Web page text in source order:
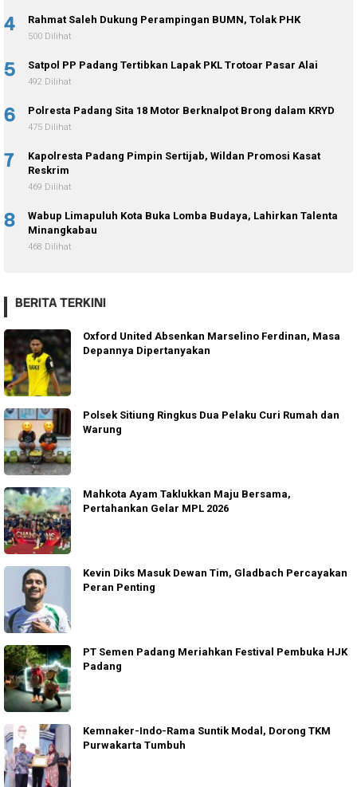
4 Rahmat Saleh Dukung Perampingan BUMN, Tolak PHK
500 Dilihat
5 Satpol PP Padang Tertibkan Lapak PKL Trotoar Pasar Alai
492 Dilihat
6 Polresta Padang Sita 18 Motor Berknalpot Brong dalam KRYD
475 Dilihat
7
Kapolresta Padang Pimpin Sertijab, Wildan Promosi Kasat
Reskrim
469 Dilihat
8
Wabup Limapuluh Kota Buka Lomba Budaya, Lahirkan Talenta
Minangkabau
468 Dilihat
BERITA TERKINI
Oxford United Absenkan Marselino Ferdinan, Masa
Depannya Dipertanyakan
Polsek Sitiung Ringkus Dua Pelaku Curi Rumah dan
Warung
Mahkota Ayam Taklukkan Maju Bersama,
Pertahankan Gelar MPL 2026
Kevin Diks Masuk Dewan Tim, Gladbach Percayakan
Peran Penting
PT Semen Padang Meriahkan Festival Pembuka HJK
Padang
Kemnaker-Indo-Rama Suntik Modal, Dorong TKM
Purwakarta Tumbuh